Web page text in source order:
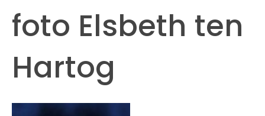
foto Elsbeth ten
Hartog